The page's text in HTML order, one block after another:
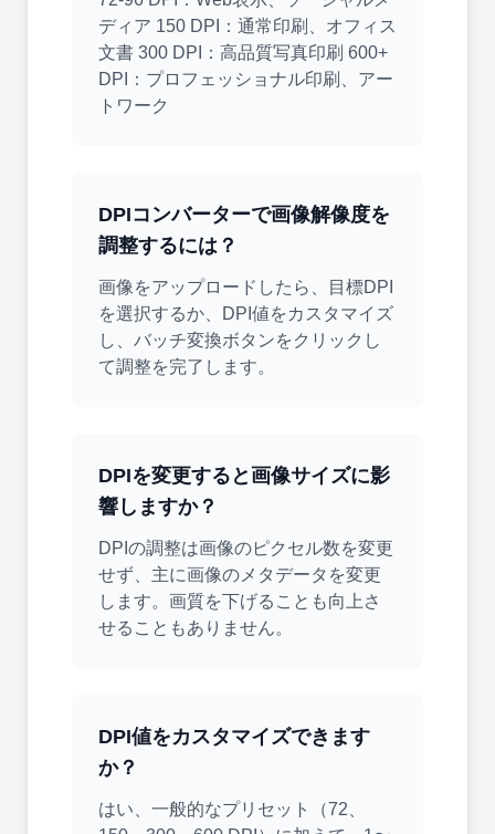
ディア 150 DPI：通常印刷、オフィス
文書 300 DPI：高品質写真印刷 600+
DPI：プロフェッショナル印刷、アー
トワーク
DPIコンバーターで画像解像度を
調整するには？
画像をアップロードしたら、目標DPI
を選択するか、DPI値をカスタマイズ
し、バッチ変換ボタンをクリックし
て調整を完了します。
DPIを変更すると画像サイズに影
響しますか？
DPIの調整は画像のピクセル数を変更
せず、主に画像のメタデータを変更
します。画質を下げることも向上さ
せることもありません。
DPI値をカスタマイズできます
か？
はい、一般的なプリセット（72、